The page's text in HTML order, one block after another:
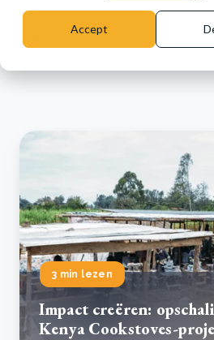
Accept
Lees deze artikelen over
effect op lokale bevolkingen
3 min lezen
Impact creëren:
Kenya Cookstoves-